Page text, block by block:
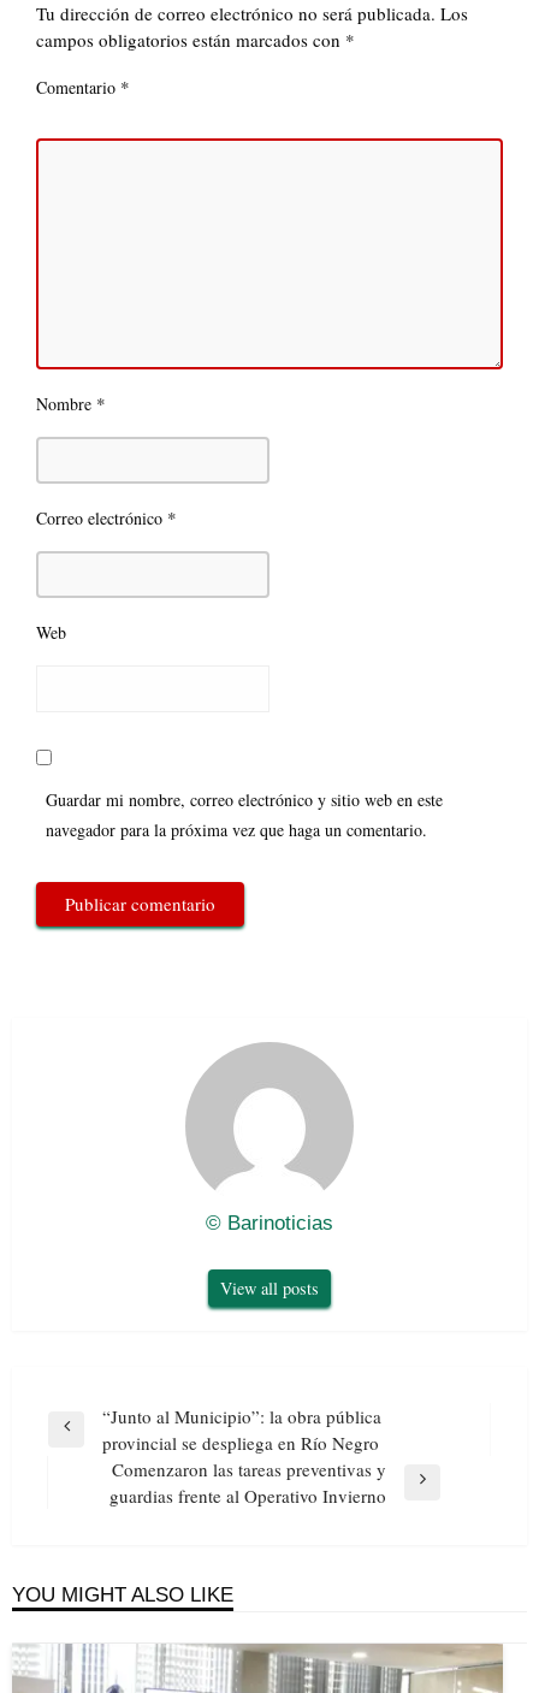
Tu dirección de correo electrónico no será publicada. Los
campos obligatorios están marcados con *
Comentario *
Nombre *
Correo electrónico *
Web
Guardar mi nombre, correo electrónico y sitio web en este
navegador para la próxima vez que haga un comentario.
© Barinoticias
View all posts
Navegación
entradas
Previous
“Junto al Municipio”: la obra pública
provincial se despliega en Río Negro
Comenzaron las tareas preventivas y
guardias frente al Operativo Invierno
YOU MIGHT ALSO LIKE